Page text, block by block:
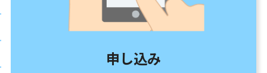
申し込み